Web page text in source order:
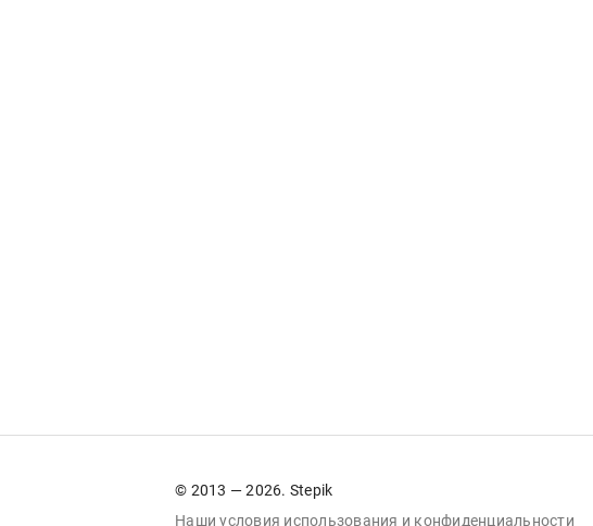
© 2013 — 2026. Stepik
Наши условия использования и конфиденциальности